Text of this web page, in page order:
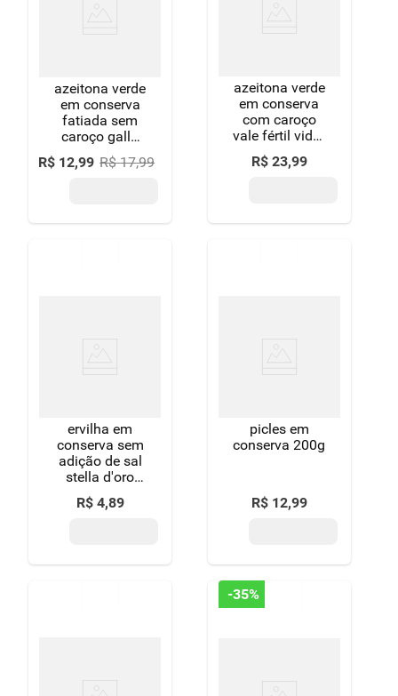
azeitona verde
em conserva
fatiada sem
caroço gallo
vidro peso
líquido 340g
R$ 12,99 R$ 17,99
azeitona verde
em conserva
com caroço
vale fértil vidro
peso líquido
820g peso
R$ 23,99
ervilha em
conserva sem
adição de sal
stella d'oro
lata peso
líquido 280g
R$ 4,89
picles em
conserva 200g
R$ 12,99
-35%